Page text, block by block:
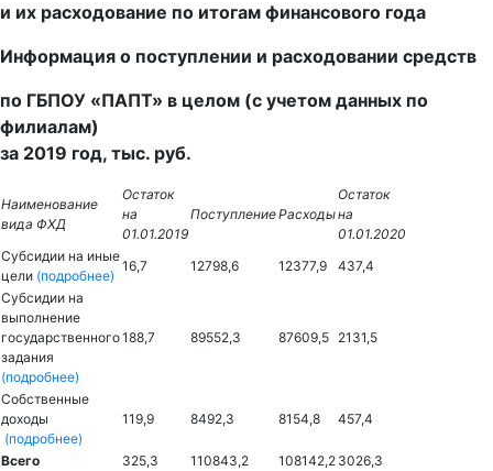
и их расходование по итогам финансового года
Информация о поступлении и расходовании средств
по ГБПОУ «ПАПТ» в целом (с учетом данных по
филиалам)
за 2019 год, тыс. руб.
Наименование
вида ФХД
Остаток
на
01.01.2019
ПоступлениеРасходы
Остаток
на
01.01.2020
Субсидии на иные
цели (подробнее)
16,7 12798,6 12377,9
437,4
Субсидии на
выполнение
государственного
задания
(подробнее)
188,7 89552,3 87609,5 2131,5
Собственные
доходы
(подробнее)
119,9 8492,3 8154,8 457,4
Всего 325,3 110843,2 108142,2 3026,3